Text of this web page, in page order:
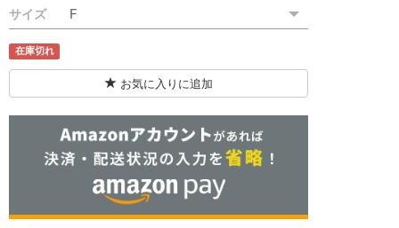
サイズ
在庫切れ
お気に入りに追加